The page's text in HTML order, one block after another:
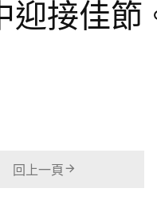
接佳節
回上一頁